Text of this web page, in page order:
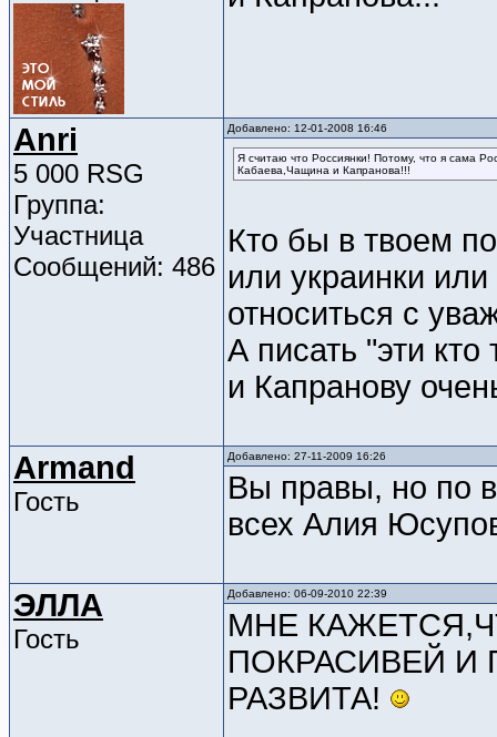
Anri
5 000 RSG
Группа:
Участница
Сообщений: 486
Добавлено: 12-01-2008 16:46
Я считаю что Россиянки! Потому, что я сама
Кабаева,Чащина и Капранова!!!
Кто бы в твоем
или украинки
относиться с
А писать "эти
и Капранову
Armand
Гость
Добавлено: 27-11-2009 16:26
Вы правы, но по
всех Алия
ЭЛЛА
Гость
Добавлено: 06-09-2010 22:39
МНЕ
ПОКРАСИВЕЙ И
РАЗВИТА!